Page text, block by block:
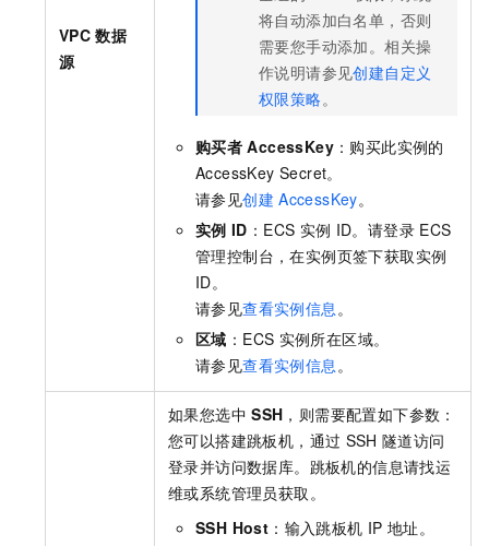
VPC 数据
源
将自动添加白名单，否则
需要您手动添加。相关操
作说明请参见创建自定义
权限策略。
购买者 AccessKey ：购买此实例的
AccessKey Secret。
请参见创建 AccessKey。
实例 ID ：ECS 实例 ID。请登录 ECS
管理控制台，在实例页签下获取实例
ID。
请参见查看实例信息。
区域 ：ECS 实例所在区域。
请参见查看实例信息。
如果您选中 SSH ，则需要配置如下参数：
您可以搭建跳板机，通过 SSH 隧道访问
登录并访问数据库。跳板机的信息请找运
维或系统管理员获取。
SSH Host ：输入跳板机 IP 地址。